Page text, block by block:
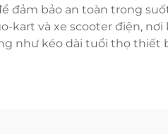
đảm bảo an toàn trong
kart và xe scooter điện, nơi
như kéo dài tuổi thọ thiết